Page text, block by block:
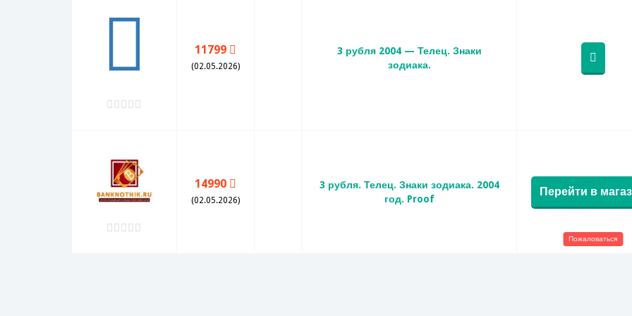
11799
(02.05.2026)
3 рубля 2004 — Телец. Знаки
зодиака.
14990
(02.05.2026)
3 рубля. Телец. Знаки зодиака. 2004
год. Proof
Перейти в
Пожаловаться